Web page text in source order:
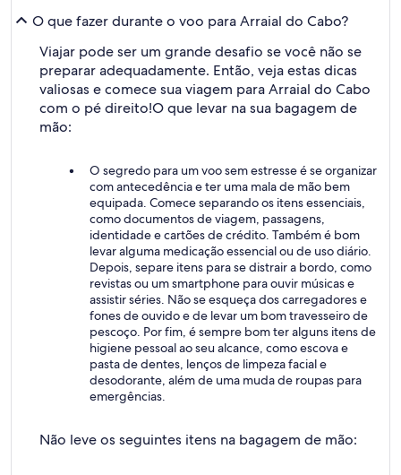
O que fazer durante o voo para Arraial do Cabo?
Viajar pode ser um grande desafio se você não se
preparar adequadamente. Então, veja estas dicas
valiosas e comece sua viagem para Arraial do Cabo
com o pé direito!O que levar na sua bagagem de
mão:
O segredo para um voo sem estresse é se organizar
com antecedência e ter uma mala de mão bem
equipada. Comece separando os itens essenciais,
como documentos de viagem, passagens,
identidade e cartões de crédito. Também é bom
levar alguma medicação essencial ou de uso diário.
Depois, separe itens para se distrair a bordo, como
revistas ou um smartphone para ouvir músicas e
assistir séries. Não se esqueça dos carregadores e
fones de ouvido e de levar um bom travesseiro de
pescoço. Por fim, é sempre bom ter alguns itens de
higiene pessoal ao seu alcance, como escova e
pasta de dentes, lenços de limpeza facial e
desodorante, além de uma muda de roupas para
emergências.
Não leve os seguintes itens na bagagem de mão: